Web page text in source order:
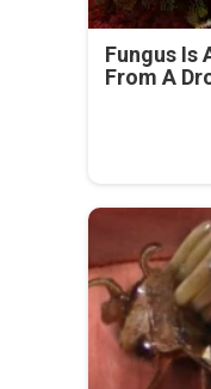
Fungus Is
From A